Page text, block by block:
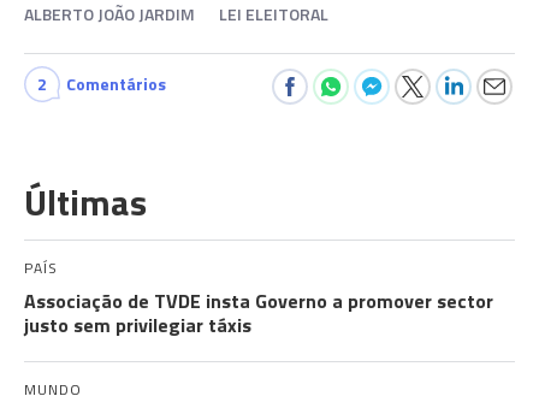
ALBERTO JOÃO JARDIM LEI ELEITORAL
2 Comentários
Últimas
PAÍS
Associação de TVDE insta Governo a promover sector
justo sem privilegiar táxis
MUNDO